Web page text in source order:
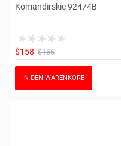
Komandirskie 92474B
$158 $166
IN DEN WARENKORB